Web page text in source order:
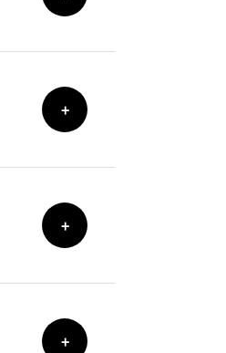
+
+
+